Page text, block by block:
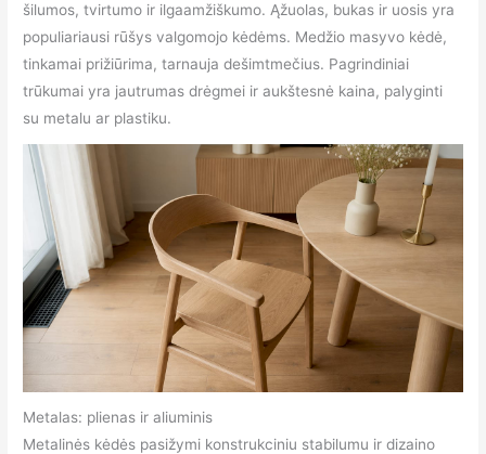
šilumos, tvirtumo ir ilgaamžiškumo. Ąžuolas, bukas ir uosis yra
populiariausi rūšys valgomojo kėdėms. Medžio masyvo kėdė,
tinkamai prižiūrima, tarnauja dešimtmečius. Pagrindiniai
trūkumai yra jautrumas drėgmei ir aukštesnė kaina, palyginti
su metalu ar plastiku.
Metalas: plienas ir aliuminis
Metalinės kėdės pasižymi konstrukciniu stabilumu ir dizaino